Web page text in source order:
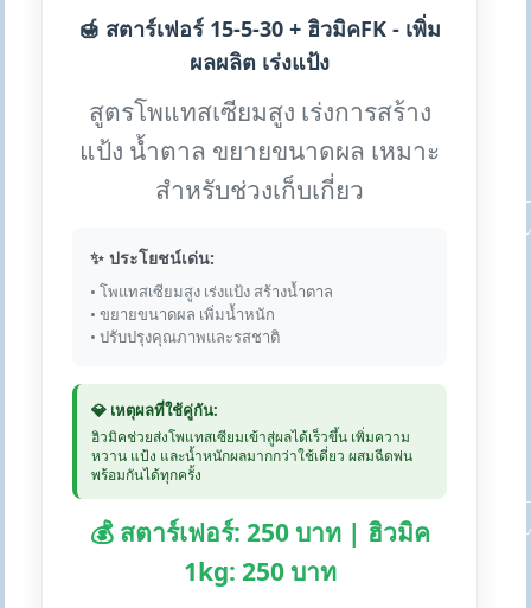
🍯 สตาร์เฟอร์ 15-5-30 + ฮิวมิคFK - เพิ่ม
ผลผลิต เร่งแป้ง
สูตรโพแทสเซียมสูง เร่งการสร้าง
แป้ง น้ำตาล ขยายขนาดผล เหมาะ
สำหรับช่วงเก็บเกี่ยว
✨ ประโยชน์เด่น:
• โพแทสเซียมสูง เร่งแป้ง สร้างน้ำตาล
• ขยายขนาดผล เพิ่มน้ำหนัก
• ปรับปรุงคุณภาพและรสชาติ
💎 เหตุผลที่ใช้คู่กัน:
ฮิวมิคช่วยส่งโพแทสเซียมเข้าสู่ผลได้เร็วขึ้น เพิ่มความ
หวาน แป้ง และน้ำหนักผลมากกว่าใช้เดี่ยว ผสมฉีดพ่น
พร้อมกันได้ทุกครั้ง
💰 สตาร์เฟอร์: 250 บาท | ฮิวมิค
1kg: 250 บาท